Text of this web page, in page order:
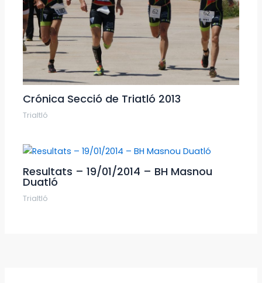
Crónica Secció de Triatló 2013
Trialtló
Resultats – 19/01/2014 – BH Masnou
Duatló
Trialtló